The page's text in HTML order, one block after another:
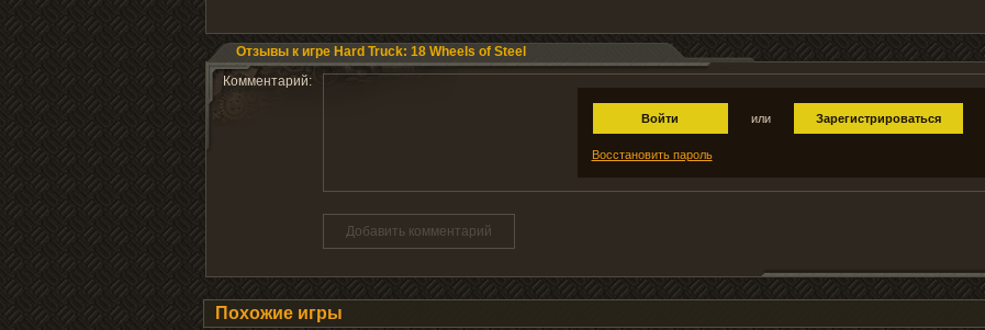
Отзывы к игре Hard Truck: 18 Wheels of Steel
Комментарий:
Войти или Зарегистрироваться
Восстановить пароль
Добавить комментарий
Похожие игры